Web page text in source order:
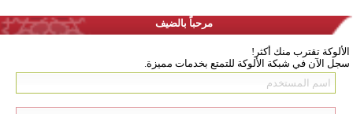
مرحباً بالضيف
الألوكة تقترب منك أكثر!
سجل الآن في شبكة الألوكة للتمتع بخدمات مميزة.